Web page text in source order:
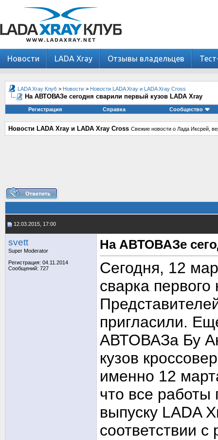
Новости LADA Xray Отзывы владельцев
LADA Xray Клуб > Новости > Новости LADA Xray и LADA Xray Cross
На АВТОВАЗе сегодня сварили первый кузов LADA Xray
Регистрация Справка Сообщество
Новости LADA Xray и LADA Xray Cross Свежие новости о Лада Иксрей,
12.03.2015, 17:00
svett
Super Moderator
Регистрация: 04.11.2014
Сообщений: 727
На АВТОВАЗе
Сегодня, 12
сварка первого
пригласили.
АВТОВАЗа Бу
кузов
именно 12
что все работы
выпуску LADA
соответствии